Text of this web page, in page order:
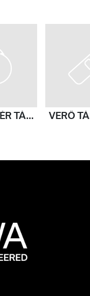
CINTÁNYÉR TÁSKA VERŐ